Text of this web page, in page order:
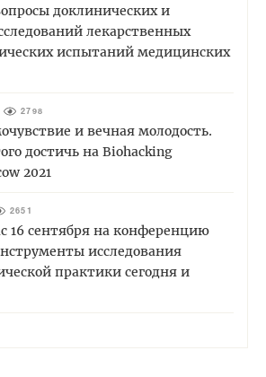
доклинических и
лекарственных
испытаний медицинских
2798
и вечная молодость.
достичь на Biohacking
2021
2651
16 сентября на конференцию
исследования
практики сегодня и